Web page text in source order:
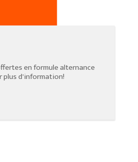
en formule alternance
plus d'information!